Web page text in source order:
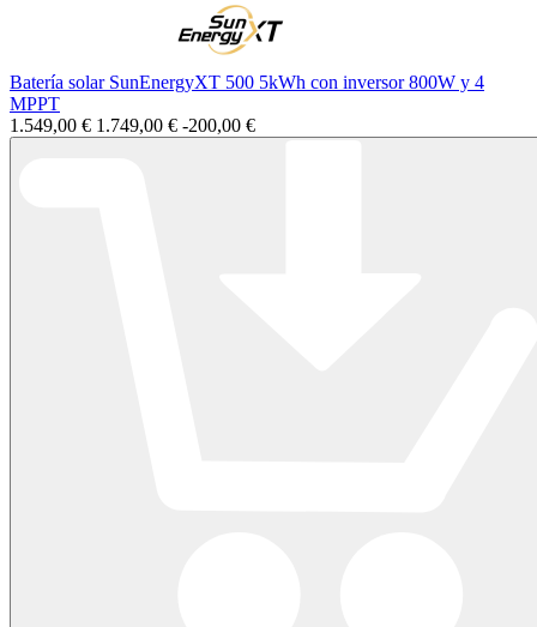
Batería solar SunEnergyXT 500 5kWh con inversor 800W y 4
MPPT
1.549,00 € 1.749,00 € -200,00 €